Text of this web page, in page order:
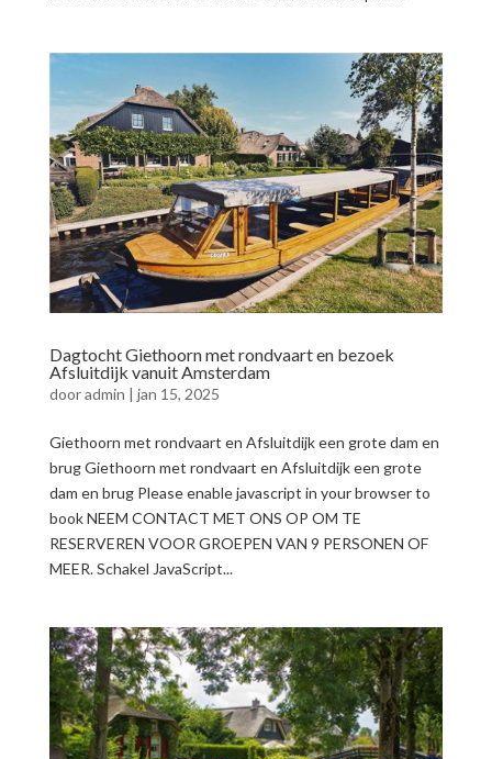
Dagtocht Giethoorn met rondvaart en bezoek
Afsluitdijk vanuit Amsterdam
dooradmin | jan 15, 2025
Giethoorn met rondvaart en Afsluitdijk een grote dam en
brug Giethoorn met rondvaart en Afsluitdijk een grote
dam en brug Please enable javascript in your browser to
book NEEM CONTACT MET ONS OP OM TE
RESERVEREN VOOR GROEPEN VAN 9 PERSONEN OF
MEER. Schakel JavaScript...